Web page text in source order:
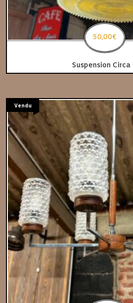
Suspension
50,00€
Vendu